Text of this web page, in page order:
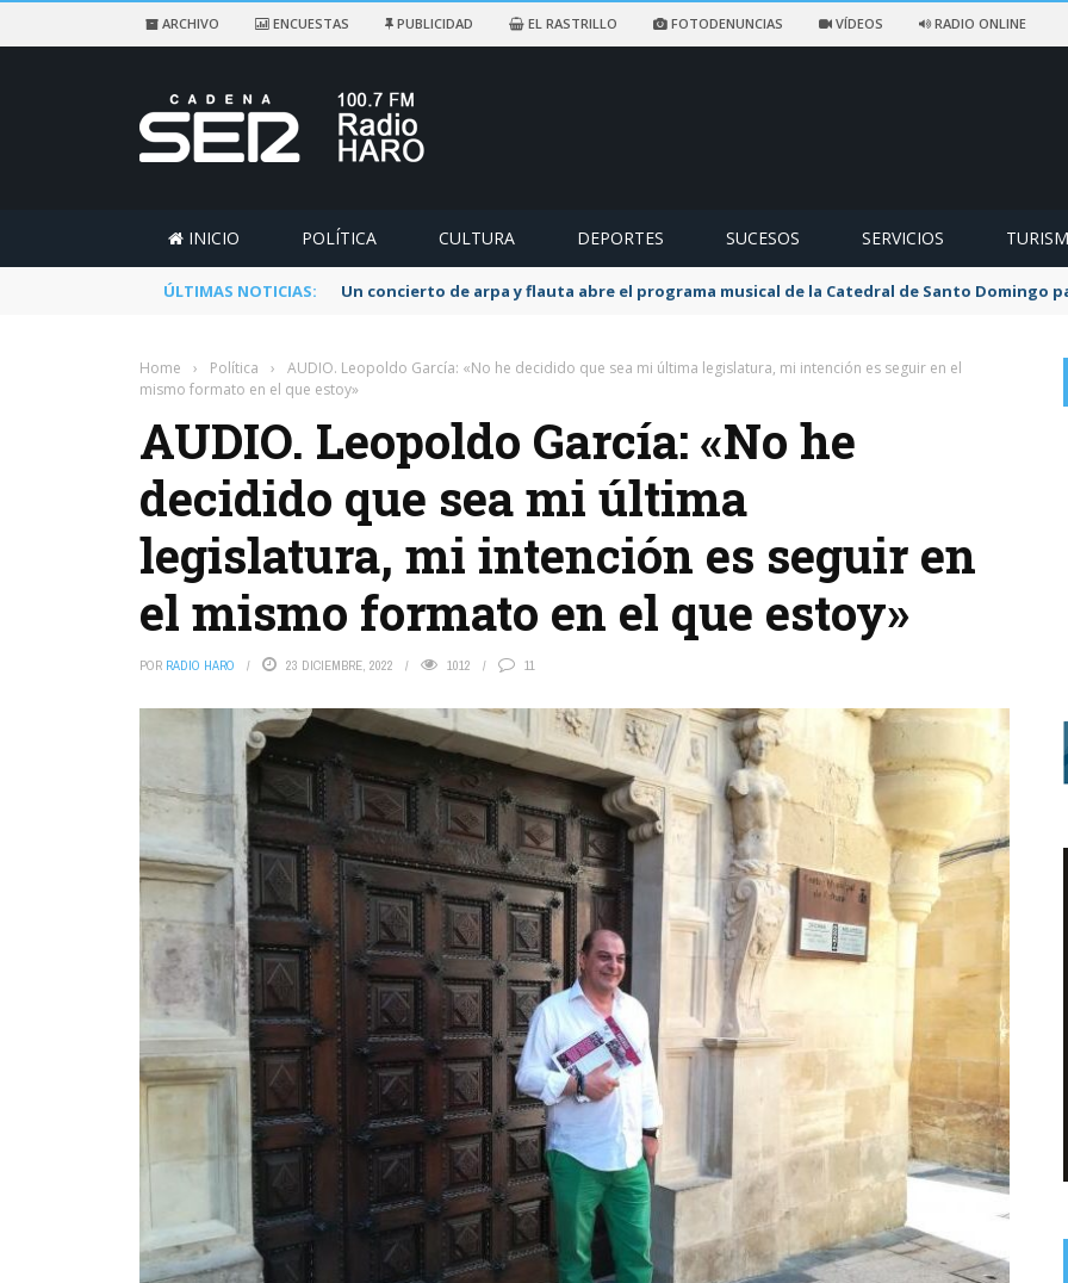
ARCHIVO ENCUESTAS PUBLICIDAD EL RASTRILLO FOTODENUNCIAS VÍDEOS RADIO ONLINE
INICIO POLÍTICA CULTURA DEPORTES SUCESOS SERVICIOS
ÚLTIMAS NOTICIAS: Un concierto de arpa y flauta abre el programa musical de la Catedral de Santo Domingo
Home › Política ›
AUDIO. Leopoldo García: «No he decidido que sea mi última legislatura, mi intención es seguir en el
mismo formato en el que estoy»
AUDIO. Leopoldo García: «No he
decidido que sea mi última
legislatura, mi intención es seguir en
el mismo formato en el que estoy»
POR RADIO HARO 23 DICIEMBRE, 2022 1012 11